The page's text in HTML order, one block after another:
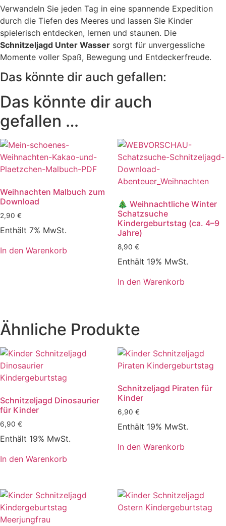
Verwandeln Sie jeden Tag in eine spannende Expedition
durch die Tiefen des Meeres und lassen Sie Kinder
spielerisch entdecken, lernen und staunen. Die
Schnitzeljagd Unter Wasser sorgt für unvergessliche
Momente voller Spaß, Bewegung und Entdeckerfreude.
Das könnte dir auch gefallen:
Das könnte dir auch
gefallen …
Weihnachten Malbuch zum
Download
2,90 €
Enthält 7% MwSt.
In den Warenkorb
🎄 Weihnachtliche Winter
Schatzsuche
Kindergeburtstag (ca. 4–9
Jahre)
8,90 €
Enthält 19% MwSt.
In den Warenkorb
Ähnliche Produkte
Schnitzeljagd Dinosaurier
für Kinder
6,90 €
Enthält 19% MwSt.
In den Warenkorb
Schnitzeljagd Piraten für
Kinder
6,90 €
Enthält 19% MwSt.
In den Warenkorb